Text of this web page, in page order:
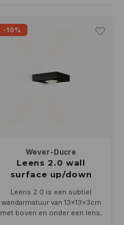
GEA
-10%
Wever-Ducre
Leens 2.0 wall
surface up/down
dimbaar
Leens 2.0 is een subtiel
wandarmatuur van 13x13x3cm
met boven en onder een lens,